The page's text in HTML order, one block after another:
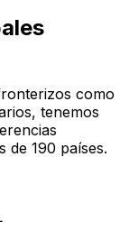
como
tenemos
de 190 países.